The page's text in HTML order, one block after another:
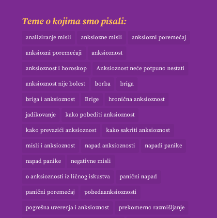
Teme o kojima smo pisali:
analiziranje misli anksiozne misli anksiozni poremećaj
anksiozni poremećaji anksioznost
anksioznost i horoskop Anksioznost neće potpuno nestati
anksioznost nije bolest borba briga
briga i anksioznost Brige hronična anksioznost
jadikovanje kako pobediti anksioznost
kako prevazići anksioznost kako sakriti anksioznost
misli i anksioznost napad anksioznosti napadi panike
napad panike negativne misli
o anksioznosti iz ličnog iskustva panični napad
panični poremećaj pobedaanksioznosti
pogrešna uverenja i anksioznost prekomerno razmišljanje